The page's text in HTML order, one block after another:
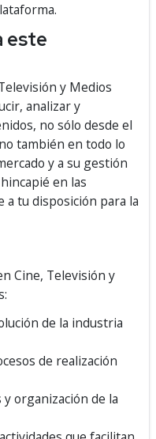
este
y Medios
analizar y
no sólo desde el
también en todo lo
y a su gestión
en las
tu disposición para la
Cine, Televisión y
de la industria
de realización
organización de la